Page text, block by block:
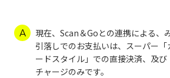
現在、Scan＆Goとの連携による、
引落しでのお支払いは、スーパー
ードスタイル」での直接決済、及
チャージのみです。